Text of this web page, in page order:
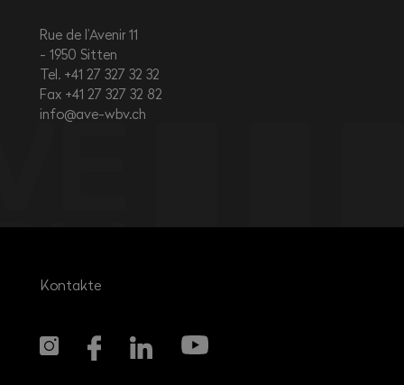
Rue de l’Avenir 11
1950 Sitten
Tel. +41 27 327 32 32
Fax +41 27 327 32 82
info@ave-wbv.ch
Kontakte